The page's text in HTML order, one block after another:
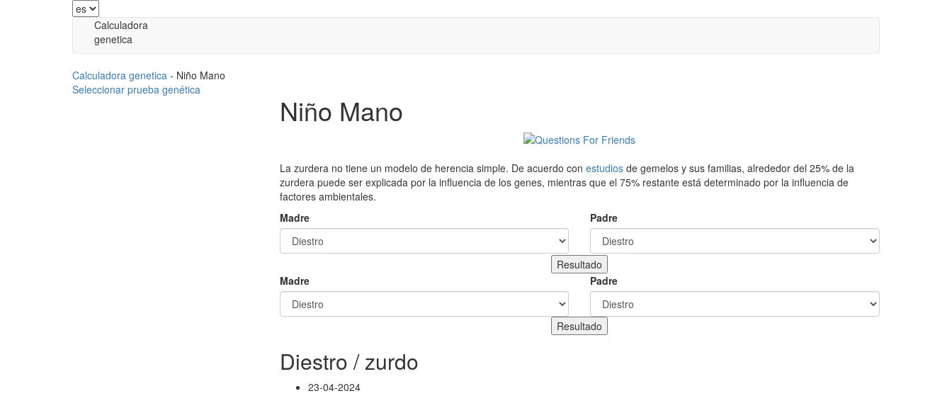
Calculadora
genetica
Calculadora genetica - Niño Mano
Seleccionar prueba genética
Niño Mano
La zurdera no tiene un modelo de herencia simple. De acuerdo con estudiosde gemelos y sus familias, alrededor del 25% de la
zurdera puede ser explicada por la influencia de los genes, mientras que el 75% restante está determinado por la influencia de
factores ambientales.
Madre
Padre
Madre Padre
Diestro / zurdo
23-04-2024